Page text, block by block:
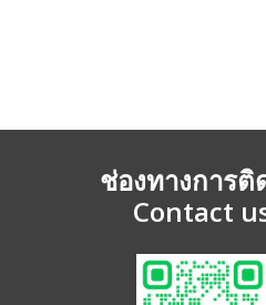
ช่องทางการติ
Contact